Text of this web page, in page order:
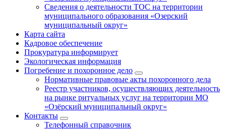
Сведения о деятельности ТОС на территории
муниципального образования «Озерский
муниципальный округ»
Карта сайта
Кадровое обеспечение
Прокуратура информирует
Экологическая информация
Погребение и похоронное дело
Нормативные правовые акты похоронного дела
Реестр участников, осуществляющих деятельность
на рынке ритуальных услуг на территории МО
«Озёрский муниципальный округ»
Контакты
Телефонный справочник